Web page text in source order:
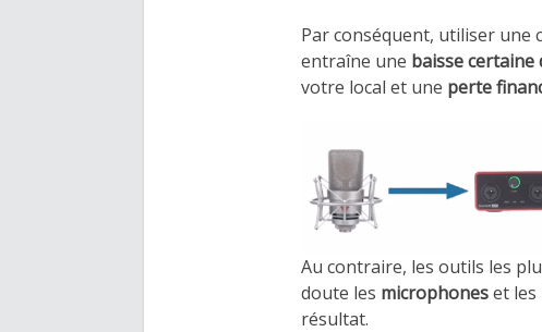
Par conséquent, utiliser une
entraîne une baisse certaine
votre local et une perte
Au contraire, les outils les
doute les microphoneset les
résultat.